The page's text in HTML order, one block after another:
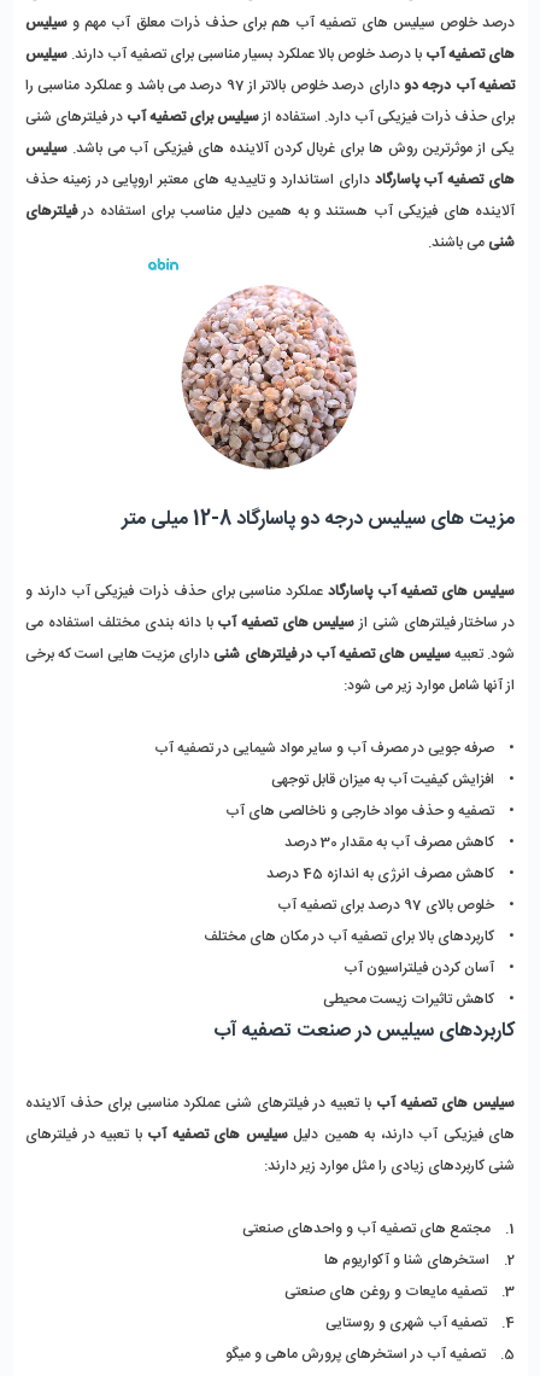
درصد خلوص سیلیس های تصفیه آب هم برای حذف ذرات معلق آب مهم و سیلیس
های تصفیه آب با درصد خلوص بالا عملکرد بسیار مناسبی برای تصفیه آب دارند. سیلیس
تصفیه آب درجه دو
دارای درصد خلوص بالاتر از 97 درصد می باشد و عملکرد مناسبی را
برای حذف ذرات فیزیکی آب دارد. استفاده ازسیلیس برای تصفیه آب در فیلترهای شنی
یکی از موثرترین روش ها برای غربال کردن آلاینده های فیزیکی آب می باشد. سیلیس
های تصفیه آب پاسارگاد دارای استاندارد و تاییدیه های معتبر اروپایی در زمینه حذف
آلاینده های فیزیکی آب هستند و به همین دلیل مناسب برای استفاده درفیلترهای
شنیمی باشند.
مزیت های سیلیس درجه دو پاسارگاد 8-12 میلی متر
سیلیس های تصفیه آب پاسارگاد عملکرد مناسبی برای حذف ذرات فیزیکی آب دارند و
در ساختار فیلترهای شنی از سیلیس های تصفیه آب با دانه بندی مختلف استفاده می
شود. تعبیهسیلیس های تصفیه آب در فیلترهای شنیدارای مزیت هایی است که برخی
از آنها شامل موارد زیر می شود:
• صرفه جویی در مصرف آب و سایر مواد شیمایی در تصفیه آب
• افزایش کیفیت آب به میزان قابل توجهی
• تصفیه و حذف مواد خارجی و ناخالصی های آب
• کاهش مصرف آب به مقدار 30 درصد
• کاهش مصرف انرژی به اندازه 45 درصد
• خلوص بالای 97 درصد برای تصفیه آب
• کاربردهای بالا برای تصفیه آب در مکان های مختلف
• آسان کردن فیلتراسیون آب
• کاهش تاثیرات زیست محیطی
کاربردهای سیلیس در صنعت تصفیه آب
سیلیس های تصفیه آب با تعبیه در فیلترهای شنی عملکرد مناسبی برای حذف آلاینده
های فیزیکی آب دارند، به همین دلیلسیلیس های تصفیه آببا تعبیه در فیلترهای
شنی کاربردهای زیادی را مثل موارد زیر دارند:
1. مجتمع های تصفیه آب و واحدهای صنعتی
2. استخرهای شنا و آکواریوم ها
3. تصفیه مایعات و روغن های صنعتی
4. تصفیه آب شهری و روستایی
5. تصفیه آب در استخرهای پرورش ماهی و میگو